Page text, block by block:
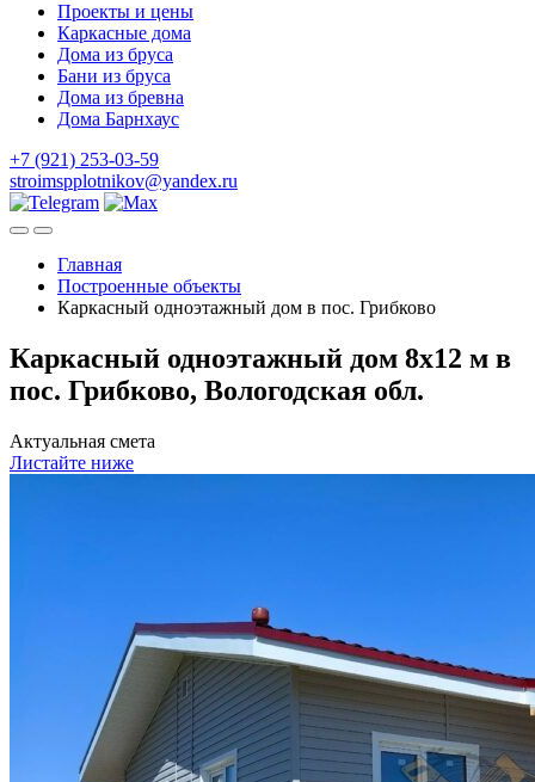
Проекты и цены
Каркасные дома
Дома из бруса
Бани из бруса
Дома из бревна
Дома Барнхаус
+7 (921) 253-03-59
stroimspplotnikov@yandex.ru
Главная
Построенные объекты
Каркасный одноэтажный дом в пос. Грибково
Каркасный одноэтажный дом 8х12 м в
пос. Грибково, Вологодская обл.
Актуальная смета
Листайте ниже